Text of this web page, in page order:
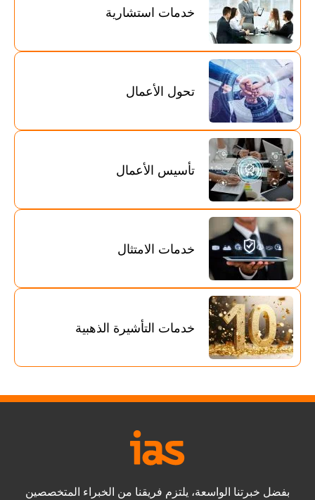
خدمات استشارية
تحول الأعمال
تأسيس الأعمال
خدمات الامتثال
خدمات التأشيرة الذهبية
بفضل خبرتنا الواسعة، يلتزم فريقنا من الخبراء المتخصصين